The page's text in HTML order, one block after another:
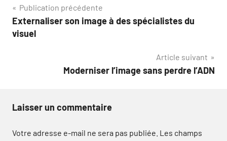
Navigation
de
Publication précédente
Externaliser son image à des spécialistes du
visuel
Article suivant
Moderniser l’image sans perdre l’ADN
Laisser un commentaire
Votre adresse e-mail ne sera pas publiée. Les champs